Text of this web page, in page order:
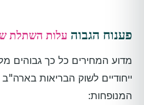
פענוח הגבוה עלות השתלת
מדוע המחירים כל כך גבוהים
ייחודיים לשוק הבריאות בארה"ב
המנופחות: